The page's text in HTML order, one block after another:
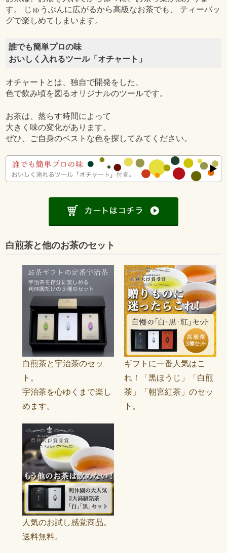
す。 じゅうぶんに広がるから高級なお茶でも、 ティーバッ
グで楽しめてしまいます。
誰でも簡単プロの味
おいしく入れるツール「オチャート」
オチャートとは、独自で開発をした、
色で飲み頃を図るオリジナルのツールです。
お茶は、蒸らす時間によって
大きく味の変化があります。
ぜひ、ご自身のベストな色を探してみてください。
白煎茶と他のお茶のセット
白煎茶と宇治茶のセッ
ト。
宇治茶を心ゆくまで楽し
めます。
ギフトに一番人気はこ
れ！「黒ほうじ」「白煎
茶」「朝宮紅茶」のセッ
ト。
人気のお試し感覚商品。
送料無料。